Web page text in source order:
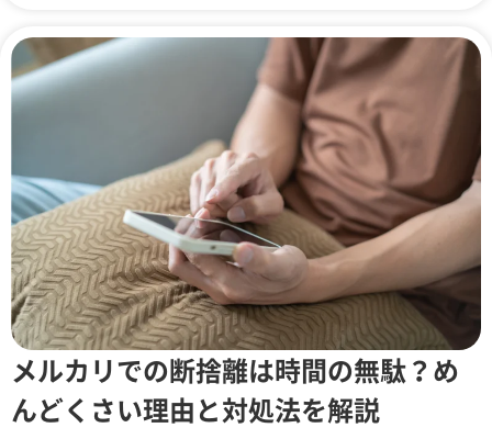
メルカリでの断捨離は時間の無駄？め
んどくさい理由と対処法を解説